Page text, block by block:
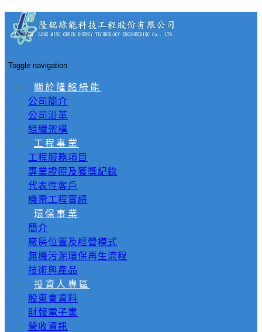
Toggle navigation
關於隆銘綠能
公司簡介
公司沿革
組織架構
工程事業
工程服務項目
專業證照及獲獎紀錄
代表性客戶
機電工程實績
環保事業
簡介
廠房位置及經營模式
無機污泥環保再生流程
技術與產品
投資人專區
股東會資料
財報電子書
營收資訊